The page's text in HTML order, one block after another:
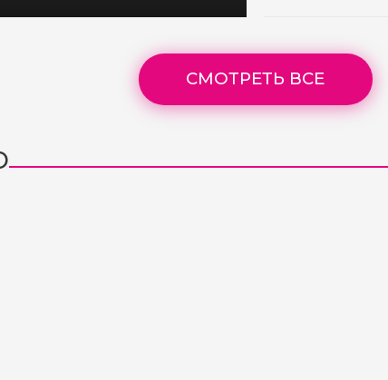
СМОТРЕТЬ ВСЕ